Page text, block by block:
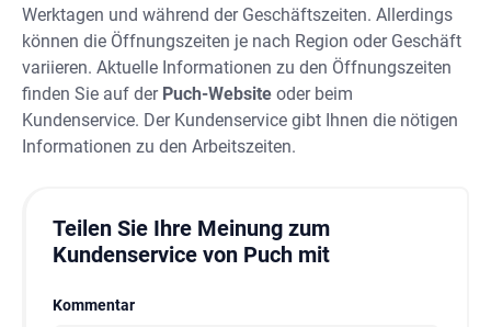
Werktagen und während der Geschäftszeiten. Allerdings
können die Öffnungszeiten je nach Region oder Geschäft
variieren. Aktuelle Informationen zu den Öffnungszeiten
finden Sie auf der Puch-Website oder beim
Kundenservice. Der Kundenservice gibt Ihnen die nötigen
Informationen zu den Arbeitszeiten.
Teilen Sie Ihre Meinung zum
Kundenservice von Puch mit
Kommentar